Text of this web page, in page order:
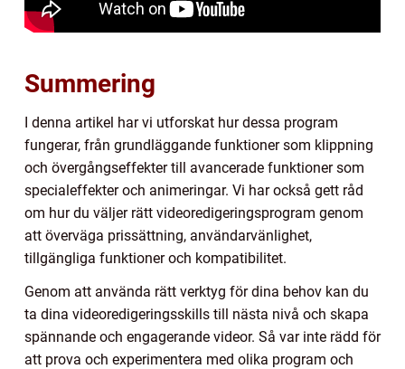
Summering
I denna artikel har vi utforskat hur dessa program
fungerar, från grundläggande funktioner som klippning
och övergångseffekter till avancerade funktioner som
specialeffekter och animeringar. Vi har också gett råd
om hur du väljer rätt videoredigeringsprogram genom
att överväga prissättning, användarvänlighet,
tillgängliga funktioner och kompatibilitet.
Genom att använda rätt verktyg för dina behov kan du
ta dina videoredigeringsskills till nästa nivå och skapa
spännande och engagerande videor. Så var inte rädd för
att prova och experimentera med olika program och